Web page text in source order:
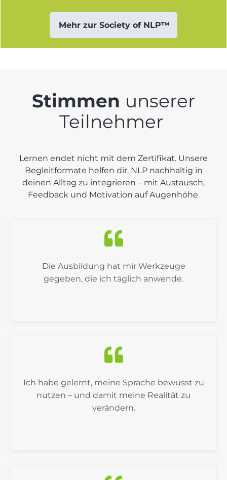
Mehr zur Society of NLP™
Stimmen unserer
Teilnehmer
Lernen endet nicht mit dem Zertifikat. Unsere
Begleitformate helfen dir, NLP nachhaltig in
deinen Alltag zu integrieren – mit Austausch,
Feedback und Motivation auf Augenhöhe.
Die Ausbildung hat mir Werkzeuge
gegeben, die ich täglich anwende.
Ich habe gelernt, meine Sprache bewusst zu
nutzen – und damit meine Realität zu
verändern.